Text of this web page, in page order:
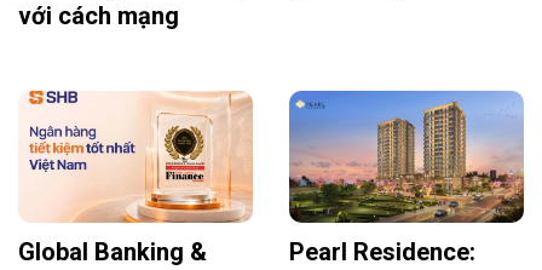
với cách mạng
Global Banking &
Pearl Residence: